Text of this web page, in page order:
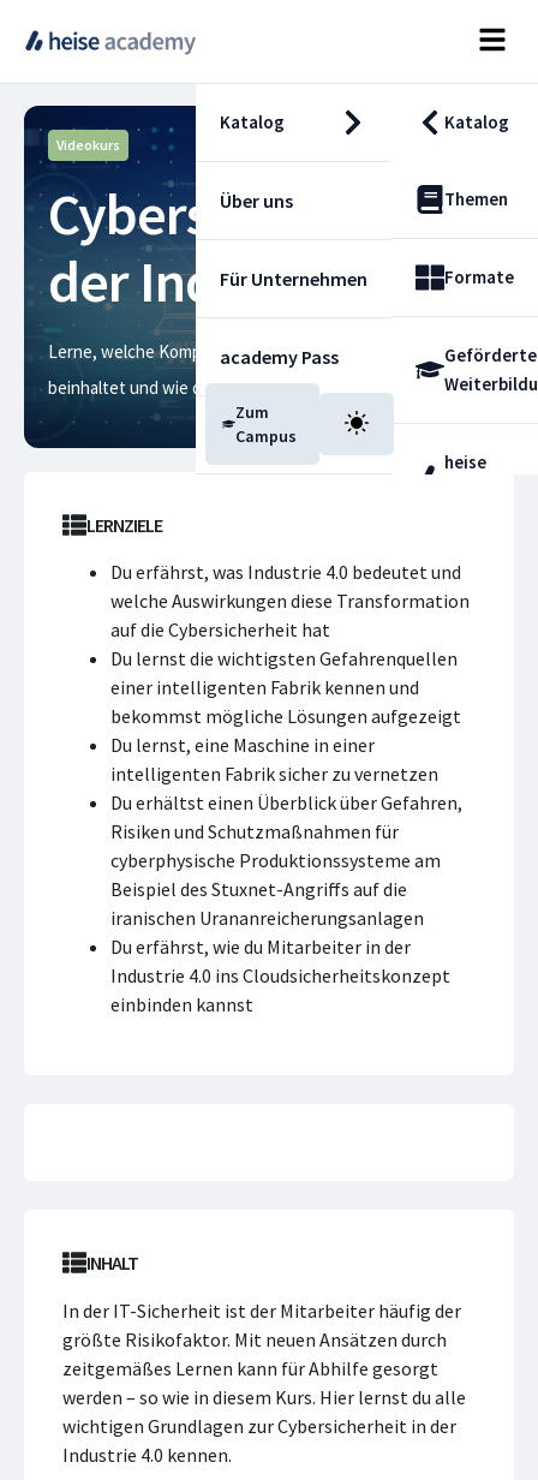
Katalog Katalog
Themen
Formate
Geförderte
heise
Über uns
Für Unternehmen
academy Pass
Blog
Zum
Campus
Videokurs
Cybersicherheit in
der Industrie 4.0
Lerne, welche Komponenten eine intelligente Fabrik
beinhaltet und wie du sie sicher vernetzt
LERNZIELE
Du erfährst, was Industrie 4.0 bedeutet und
welche Auswirkungen diese Transformation
auf die Cybersicherheit hat
Du lernst die wichtigsten Gefahrenquellen
einer intelligenten Fabrik kennen und
bekommst mögliche Lösungen aufgezeigt
Du lernst, eine Maschine in einer
intelligenten Fabrik sicher zu vernetzen
Du erhältst einen Überblick über Gefahren,
Risiken und Schutzmaßnahmen für
cyberphysische Produktionssysteme am
Beispiel des Stuxnet-Angriffs auf die
iranischen Urananreicherungsanlagen
Du erfährst, wie du Mitarbeiter in der
Industrie 4.0 ins Cloudsicherheitskonzept
einbinden kannst
INHALT
In der IT-Sicherheit ist der Mitarbeiter häufig der
größte Risikofaktor. Mit neuen Ansätzen durch
zeitgemäßes Lernen kann für Abhilfe gesorgt
werden – so wie in diesem Kurs. Hier lernst du alle
wichtigen Grundlagen zur Cybersicherheit in der
Industrie 4.0 kennen.